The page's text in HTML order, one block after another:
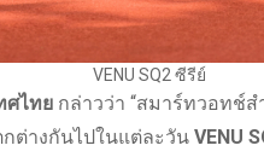
VENU SQ2 ซีรีย์
ศไทย กล่าวว่า “สมาร์ทวอทช์
ต่างกันไปในแต่ละวัน VENU